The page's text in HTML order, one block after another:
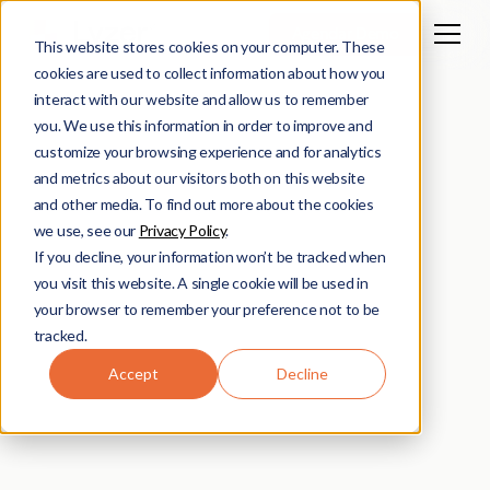
This website stores cookies on your computer. These
cookies are used to collect information about how you
interact with our website and allow us to remember
you. We use this information in order to improve and
customize your browsing experience and for analytics
and metrics about our visitors both on this website
and other media. To find out more about the cookies
we use, see our Privacy Policy.
If you decline, your information won’t be tracked when
you visit this website. A single cookie will be used in
your browser to remember your preference not to be
tracked.
Accept Decline